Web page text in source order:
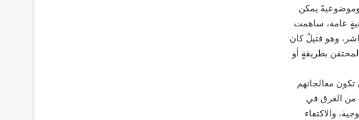
وموضوعيةً يمكن
عامة، ساهمت
وهو فتيلٌ كان
بطريقةٍ أو
معالجاتهم
من الغرق في
والاكتفاء